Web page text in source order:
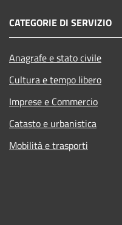
CATEGORIE DI SERVIZIO
Anagrafe e stato civile
Cultura e tempo libero
Imprese e Commercio
Catasto e urbanistica
Mobilità e trasporti